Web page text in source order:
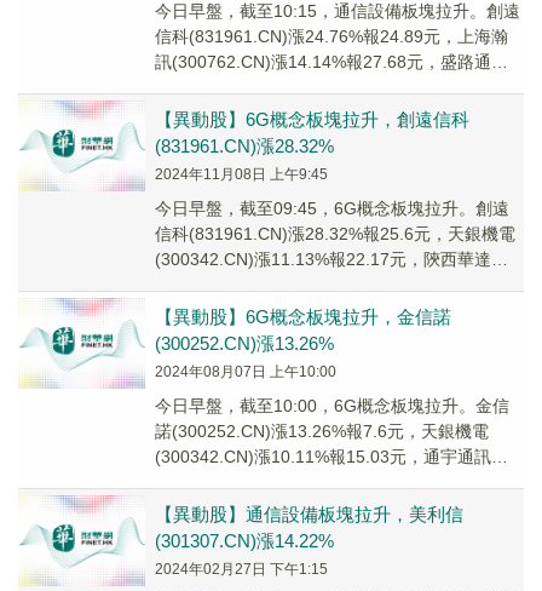
今日早盤，截至10:15，通信設備板塊拉升。創遠
信科(831961.CN)漲24.76%報24.89元，上海瀚
訊(300762.CN)漲14.14%報27.68元，盛路通信
【異動股】6G概念板塊拉升，創遠信科
(831961.CN)漲28.32%
2024年11月08日 上午9:45
今日早盤，截至09:45，6G概念板塊拉升。創遠
信科(831961.CN)漲28.32%報25.6元，天銀機電
(300342.CN)漲11.13%報22.17元，陝西華達
【異動股】6G概念板塊拉升，金信諾
(300252.CN)漲13.26%
2024年08月07日 上午10:00
今日早盤，截至10:00，6G概念板塊拉升。金信
諾(300252.CN)漲13.26%報7.6元，天銀機電
(300342.CN)漲10.11%報15.03元，通宇通訊
【異動股】通信設備板塊拉升，美利信
(301307.CN)漲14.22%
2024年02月27日 下午1:15